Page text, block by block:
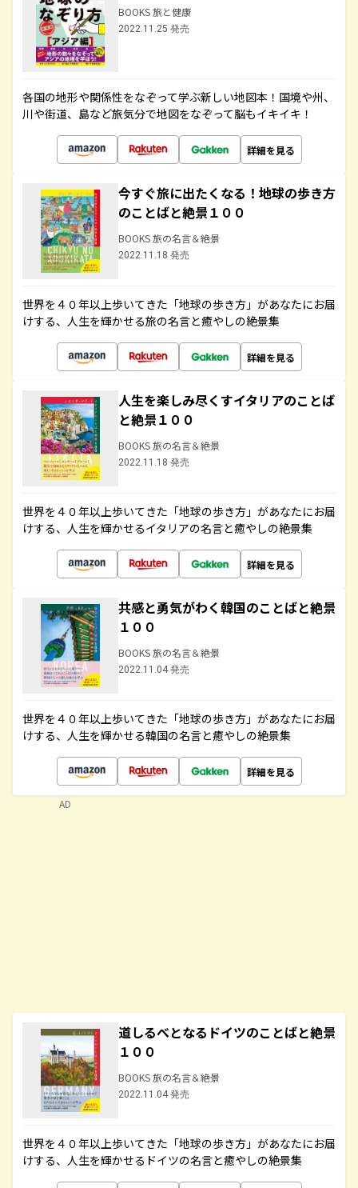
BOOKS 旅と健康
2022.11.25 発売
各国の地形や関係性をなぞって学ぶ新しい地図本！国境や州、
川や街道、島など旅気分で地図をなぞって脳もイキイキ！
詳細を見る
今すぐ旅に出たくなる！地球の歩き方
のことばと絶景１００
BOOKS 旅の名言＆絶景
2022.11.18 発売
世界を４０年以上歩いてきた「地球の歩き方」があなたにお届
けする、人生を輝かせる旅の名言と癒やしの絶景集
詳細を見る
人生を楽しみ尽くすイタリアのことば
と絶景１００
BOOKS 旅の名言＆絶景
2022.11.18 発売
世界を４０年以上歩いてきた「地球の歩き方」があなたにお届
けする、人生を輝かせるイタリアの名言と癒やしの絶景集
詳細を見る
共感と勇気がわく韓国のことばと絶景
１００
BOOKS 旅の名言＆絶景
2022.11.04 発売
世界を４０年以上歩いてきた「地球の歩き方」があなたにお届
けする、人生を輝かせる韓国の名言と癒やしの絶景集
詳細を見る
道しるべとなるドイツのことばと絶景
１００
BOOKS 旅の名言＆絶景
2022.11.04 発売
世界を４０年以上歩いてきた「地球の歩き方」があなたにお届
けする、人生を輝かせるドイツの名言と癒やしの絶景集
AD